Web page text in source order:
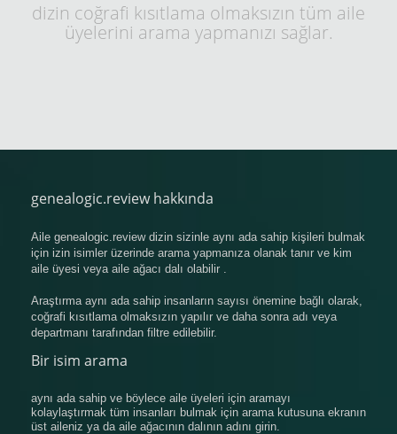
dizin coğrafi kısıtlama olmaksızın tüm aile
üyelerini arama yapmanızı sağlar.
genealogic.review hakkında
Aile genealogic.review dizin sizinle aynı ada sahip kişileri bulmak
için izin isimler üzerinde arama yapmanıza olanak tanır ve kim
aile üyesi veya aile ağacı dalı olabilir .
Araştırma aynı ada sahip insanların sayısı önemine bağlı olarak,
coğrafi kısıtlama olmaksızın yapılır ve daha sonra adı veya
departmanı tarafından filtre edilebilir.
Bir isim arama
aynı ada sahip ve böylece aile üyeleri için aramayı
kolaylaştırmak tüm insanları bulmak için arama kutusuna ekranın
üst aileniz ya da aile ağacının dalının adını girin.